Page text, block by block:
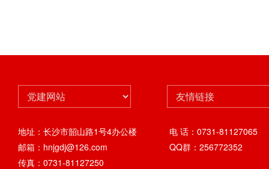
地址：长沙市韶山路1号4办公楼
电 话：0731-81127065
邮箱：hnjgdj@126.com
QQ群：256772352
传真：0731-81127250